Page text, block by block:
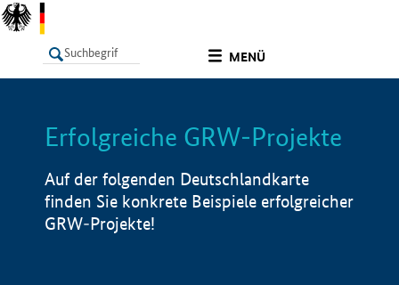
MENÜ
LISTE Info
Erfolgreiche GRW-Projekte
Auf der folgenden Deutschlandkarte
finden Sie konkrete Beispiele erfolgreicher
GRW-Projekte!